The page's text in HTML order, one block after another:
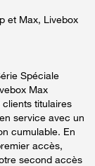
et Max, Livebox
Spéciale
Max
titulaires
service avec un
cumulable. En
accès,
second accès